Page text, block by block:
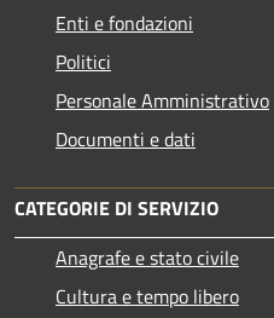
Enti e fondazioni
Politici
Personale Amministrativo
Documenti e dati
CATEGORIE DI SERVIZIO
Anagrafe e stato civile
Cultura e tempo libero